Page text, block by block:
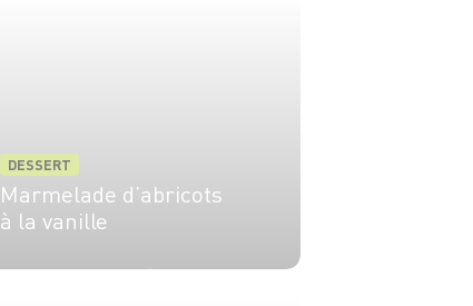
DESSERT
Marmelade d’abricots
à la vanille